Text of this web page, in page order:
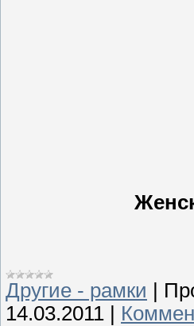
Другие - рамки
14.03.2011